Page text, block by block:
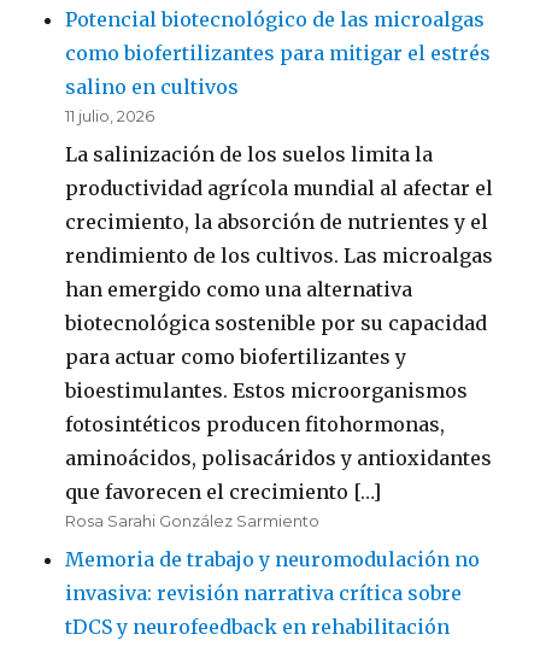
Potencial biotecnológico de las microalgas
como biofertilizantes para mitigar el estrés
salino en cultivos
11 julio, 2026
La salinización de los suelos limita la
productividad agrícola mundial al afectar el
crecimiento, la absorción de nutrientes y el
rendimiento de los cultivos. Las microalgas
han emergido como una alternativa
biotecnológica sostenible por su capacidad
para actuar como biofertilizantes y
bioestimulantes. Estos microorganismos
fotosintéticos producen fitohormonas,
aminoácidos, polisacáridos y antioxidantes
que favorecen el crecimiento […]
Rosa Sarahi González Sarmiento
Memoria de trabajo y neuromodulación no
invasiva: revisión narrativa crítica sobre
tDCS y neurofeedback en rehabilitación